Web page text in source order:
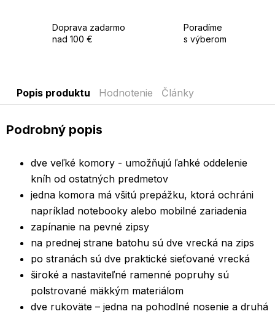
Doprava zadarmo
nad 100 €
Poradíme
s výberom
Popis produktu Hodnotenie Články
Podrobný popis
dve veľké komory - umožňujú ľahké oddelenie
kníh od ostatných predmetov
jedna komora má všitú prepážku, ktorá ochráni
napríklad notebooky alebo mobilné zariadenia
zapínanie na pevné zipsy
na prednej strane batohu sú dve vrecká na zips
po stranách sú dve praktické sieťované vrecká
široké a nastaviteľné ramenné popruhy sú
polstrované mäkkým materiálom
dve rukoväte – jedna na pohodlné nosenie a druhá